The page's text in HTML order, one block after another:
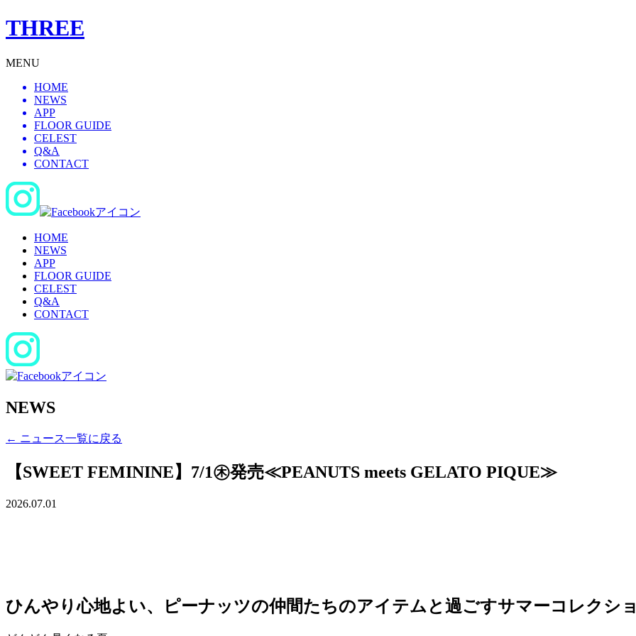
THREE
MENU
HOME
NEWS
APP
FLOOR GUIDE
CELEST
Q&A
CONTACT
HOME
NEWS
APP
FLOOR GUIDE
CELEST
Q&A
CONTACT
NEWS
← ニュース一覧に戻る
【SWEET FEMININE】7/1㊍発売≪PEANUTS meets GELATO PIQUE≫
2026.07.01
ひんやり心地よい、ピーナッツの仲間たちのアイテムと過ごすサマーコレクショ